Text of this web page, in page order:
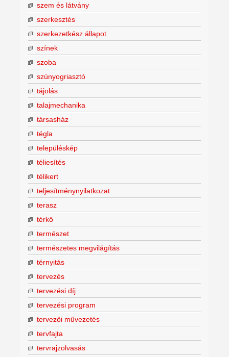
szem és látvány
szerkesztés
szerkezetkész állapot
színek
szoba
szúnyogriasztó
tájolás
talajmechanika
társasház
tégla
településkép
téliesítés
télikert
teljesítménynyilatkozat
terasz
térkő
természet
természetes megvilágítás
térnyitás
tervezés
tervezési díj
tervezési program
tervezői művezetés
tervfajta
tervrajzolvasás